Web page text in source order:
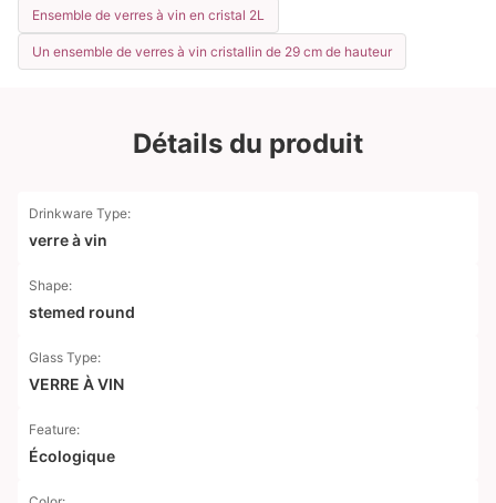
Ensemble de verres à vin en cristal 2L
Un ensemble de verres à vin cristallin de 29 cm de hauteur
Détails du produit
Drinkware Type:
verre à vin
Shape:
stemed round
Glass Type:
VERRE À VIN
Feature:
Écologique